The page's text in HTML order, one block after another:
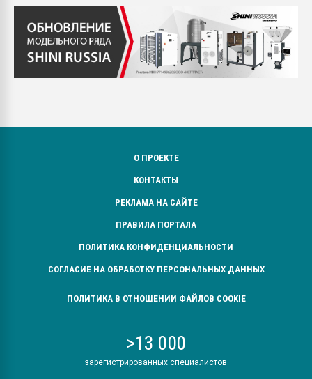
О ПРОЕКТЕ
КОНТАКТЫ
РЕКЛАМА НА САЙТЕ
ПРАВИЛА ПОРТАЛА
ПОЛИТИКА КОНФИДЕНЦИАЛЬНОСТИ
СОГЛАСИЕ НА ОБРАБОТКУ ПЕРСОНАЛЬНЫХ ДАННЫХ
ПОЛИТИКА В ОТНОШЕНИИ ФАЙЛОВ COOKIE
>13 000
зарегистрированных специалистов